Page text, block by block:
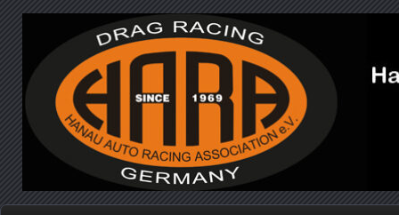
Hanau Auto Racing
Dragracing auf der 1/4 Meile